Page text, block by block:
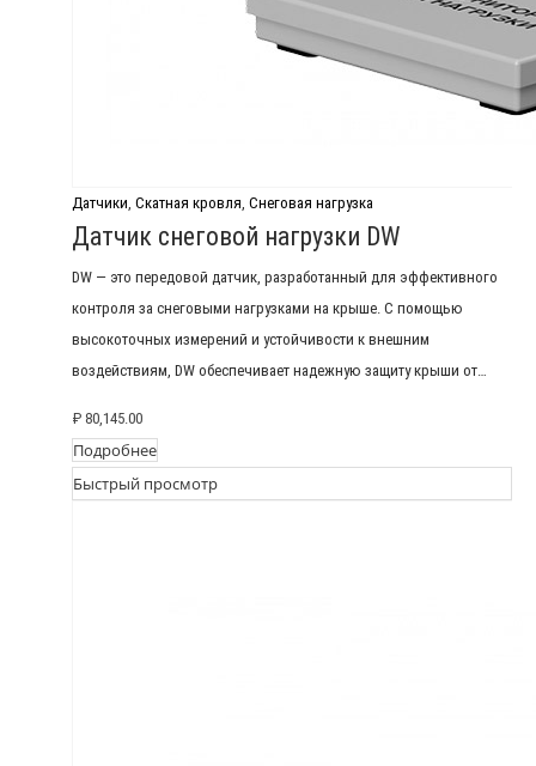
Датчики, Скатная кровля, Снеговая нагрузка
Датчик снеговой нагрузки DW
DW — это передовой датчик, разработанный для эффективного
контроля за снеговыми нагрузками на крыше. С помощью
высокоточных измерений и устойчивости к внешним
воздействиям, DW обеспечивает надежную защиту крыши от…
₽ 80,145.00
Подробнее
Быстрый просмотр